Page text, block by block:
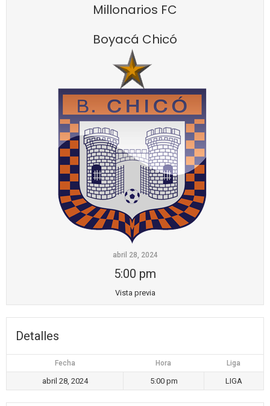
Millonarios FC
Boyacá Chicó
abril 28, 2024
5:00 pm
Vista previa
Detalles
Fecha Hora Liga
abril 28, 2024 5:00 pm LIGA